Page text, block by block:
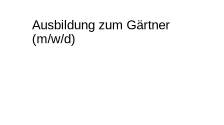
Ausbildung zum Gärtner
(m/w/d)